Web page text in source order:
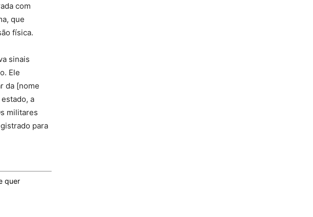
com
que
física.
sinais
Ele
da [nome
a
militares
para
quer